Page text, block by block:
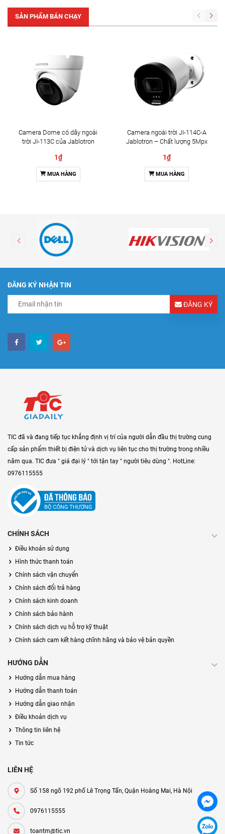
SẢN PHẨM BÁN CHẠY
Camera Dome có dây ngoài
trời JI-113C của Jablotron
1₫
MUA HÀNG
Camera ngoài trời JI-114C-A
Jablotron – Chất lượng 5Mpx
1₫
MUA HÀNG
ĐĂNG KÝ NHẬN TIN
ĐĂNG KÝ
TIC đã và đang tiếp tục khẳng định vị trí của người dẫn đầu thị trường cung
cấp sản phẩm thiết bị điện tử và dịch vụ liên tục cho thị trường trong nhiều
năm qua. TIC đưa " giá đại lý " tới tận tay " người tiêu dùng ". HotLine:
0976115555
CHÍNH SÁCH
Điều khoản sử dụng
Hình thức thanh toán
Chính sách vận chuyển
Chính sách đổi trả hàng
Chính sách kinh doanh
Chính sách bảo hành
Chính sách dịch vụ hỗ trợ kỹ thuật
Chính sách cam kết hàng chĩnh hãng và bảo vệ bản quyền
HƯỚNG DẪN
Hướng dẫn mua hàng
Hướng dẫn thanh toán
Hướng dẫn giao nhận
Điều khoản dịch vụ
Thông tin liên hệ
Tin tức
LIÊN HỆ
Số 158 ngõ 192 phố Lê Trọng Tấn, Quận Hoàng Mai, Hà Nội
0976115555
toantm@tic.vn